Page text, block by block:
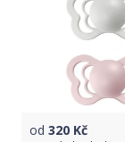
od 320 Kč